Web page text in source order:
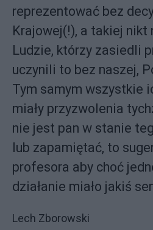
reprezentować bez
Krajowej(!), a takiej nikt
Ludzie, którzy zasiedli
uczynili to bez naszej,
Tym samym wszystkie
miały przyzwolenia
nie jest pan w stanie
lub zapamiętać, to
profesora aby choć
działanie miało jakiś
Lech Zborowski